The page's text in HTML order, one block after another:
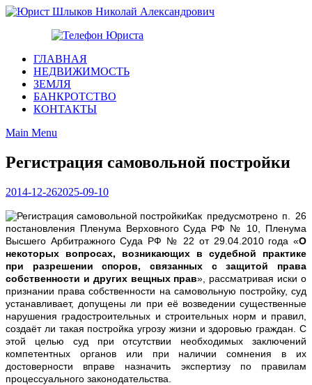
Skip
Юрист Шлыков Николай Александрович
ГЛАВНАЯ
НЕДВИЖИМОСТЬ
ЗЕМЛЯ
БАНКРОТСТВО
КОНТАКТЫ
Main Menu
Регистрация самовольной постройки
2014-12-262025-09-10
Как предусмотрено п. 26
постановления Пленума Верховного Суда РФ № 10, Пленума
Высшего Арбитражного Суда РФ № 22 от 29.04.2010 года «О
некоторых вопросах, возникающих в судебной практике
при разрешении споров, связанных с защитой права
собственности и других вещных прав», рассматривая иски о
признании права собственности на самовольную постройку, суд
устанавливает, допущены ли при её возведении существенные
нарушения градостроительных и строительных норм и правил,
создаёт ли такая постройка угрозу жизни и здоровью граждан. С
этой целью суд при отсутствии необходимых заключений
компетентных органов или при наличии сомнения в их
достоверности вправе назначить экспертизу по правилам
процессуального законодательства.